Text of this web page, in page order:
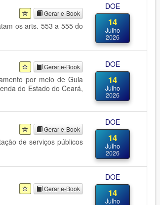
Gerar e-Book
os arts. 553 a 555 do
DOE
14
Julho
2026
Gerar e-Book
por meio de Guia
do Estado do Ceará,
DOE
14
Julho
2026
Gerar e-Book
de serviços públicos
DOE
14
Julho
2026
Gerar e-Book
DOE
14
Julho